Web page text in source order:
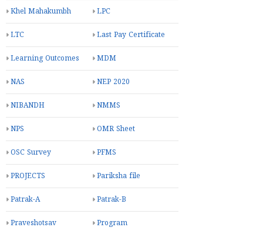
Khel Mahakumbh LPC
LTC Last Pay Certificate
Learning Outcomes MDM
NAS NEP 2020
NIBANDH NMMS
NPS OMR Sheet
OSC Survey PFMS
PROJECTS Pariksha file
Patrak-A Patrak-B
Praveshotsav Program